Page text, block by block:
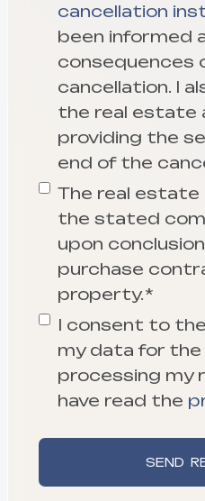
cancellation
been informed
consequences
cancellation. I
the real estate
providing the
end of the
The real
the stated
upon
purchase
property. *
I consent to
my data for
processing my
have read the
SEND